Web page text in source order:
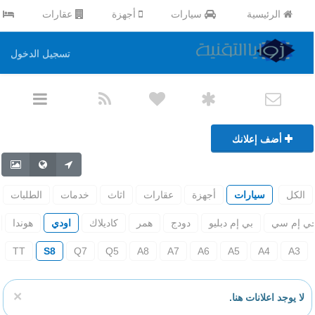
الرئيسية سيارات أجهزة عقارات
تسجيل الدخول
أضف إعلانك
الكل سيارات أجهزة عقارات اثاث خدمات الطلبات
إم سي بي إم دبليو دودج همر كاديلاك اودي هوندا
A3
A4
A5
A6
A7
A8
Q5
Q7
S8
TT
× لا يوجد اعلانات هنا.